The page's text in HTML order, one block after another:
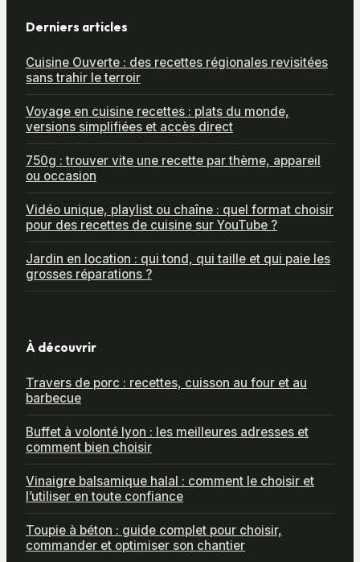
Derniers articles
Cuisine Ouverte : des recettes régionales revisitées
sans trahir le terroir
Voyage en cuisine recettes : plats du monde,
versions simplifiées et accès direct
750g : trouver vite une recette par thème, appareil
ou occasion
Vidéo unique, playlist ou chaîne : quel format choisir
pour des recettes de cuisine sur YouTube ?
Jardin en location : qui tond, qui taille et qui paie les
grosses réparations ?
À découvrir
Travers de porc : recettes, cuisson au four et au
barbecue
Buffet à volonté lyon : les meilleures adresses et
comment bien choisir
Vinaigre balsamique halal : comment le choisir et
l’utiliser en toute confiance
Toupie à béton : guide complet pour choisir,
commander et optimiser son chantier